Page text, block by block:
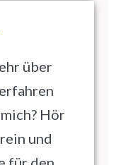
über
Hör
und